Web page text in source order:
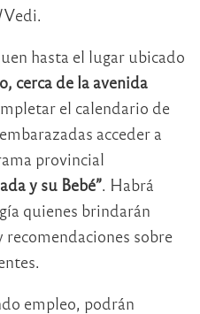
hasta el lugar ubicado
cerca de la avenida
el calendario de
acceder a
provincial
y su Bebé”. Habrá
quienes brindarán
recomendaciones sobre
empleo, podrán